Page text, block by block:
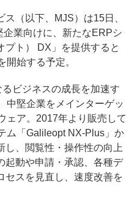
（以下、MJS）は15日、
業向けに、新たなERPシ
プト） DX」を提供すると
開始する予定。
ビジネスの成長を加速す
中堅企業をメインターゲッ
ェア。2017年より販売して
ム「Galileopt NX-Plus」か
し、閲覧性・操作性の向上
起動や申請・承認、各種デ
セスを見直し、速度改善を